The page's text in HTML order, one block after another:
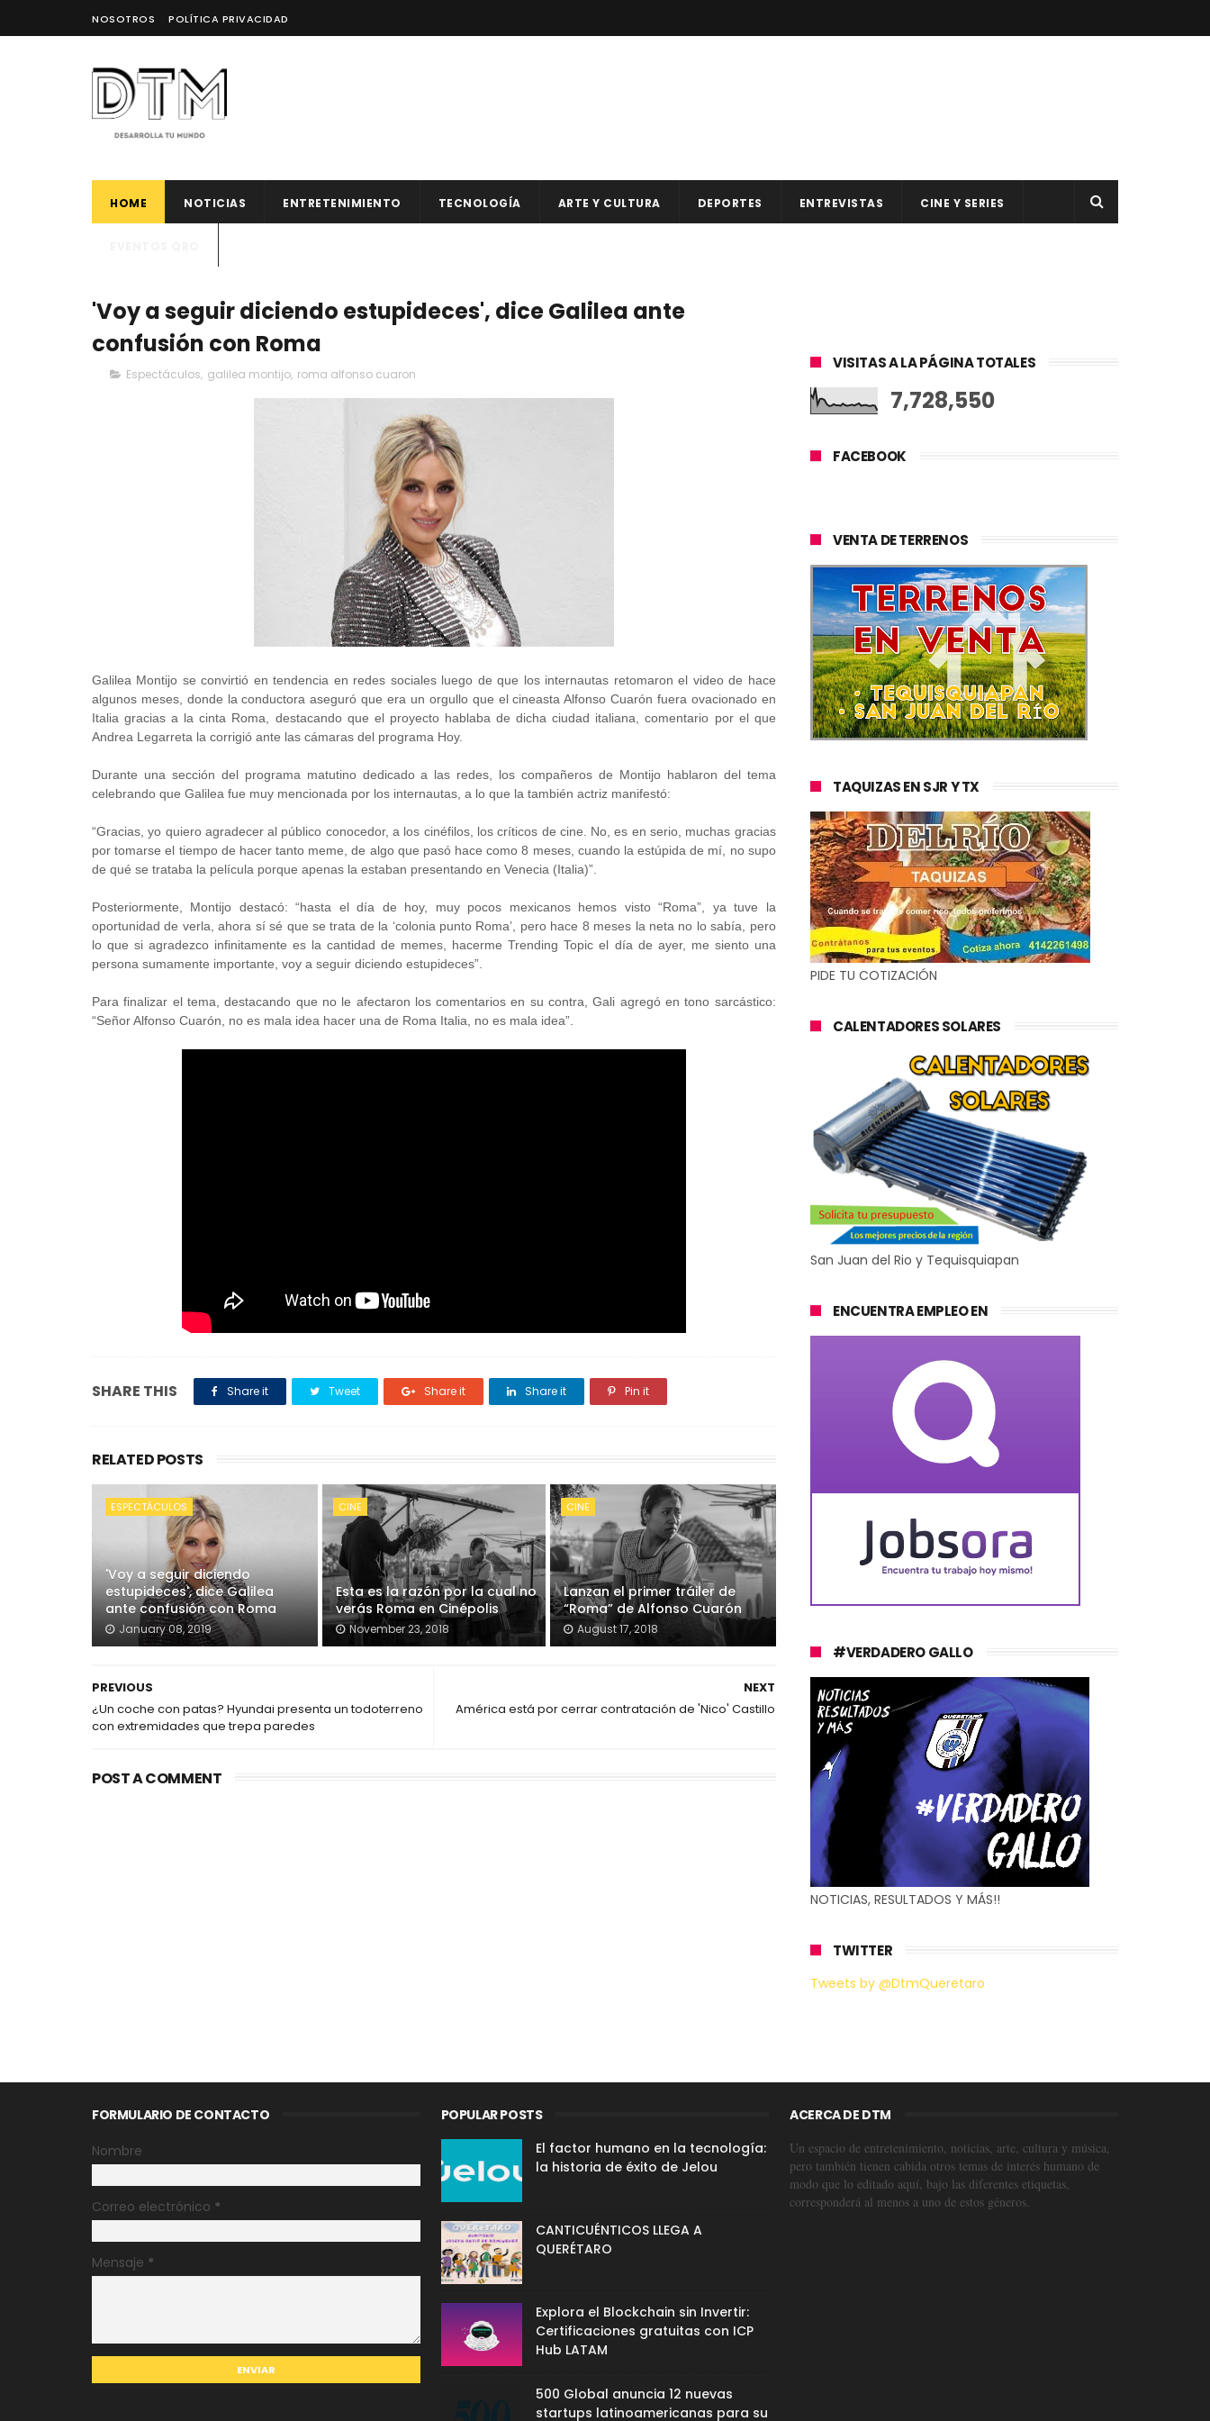
NOSOTROS POLÍTICA PRIVACIDAD
HOME NOTICIAS ENTRETENIMIENTO TECNOLOGÍA ARTE Y CULTURA DEPORTES ENTREVISTAS CINE Y SERIES
'Voy a seguir diciendo estupideces', dice Galilea ante
confusión con Roma
Espectáculos, galilea montijo, roma alfonso cuaron
Galilea Montijo se convirtió en tendencia en redes sociales luego de que los internautas retomaron el video de hace
algunos meses, donde la conductora aseguró que era un orgullo que el cineasta Alfonso Cuarón fuera ovacionado en
Italia gracias a la cinta Roma, destacando que el proyecto hablaba de dicha ciudad italiana, comentario por el que
Andrea Legarreta la corrigió ante las cámaras del programa Hoy.
Durante una sección del programa matutino dedicado a las redes, los compañeros de Montijo hablaron del tema
celebrando que Galilea fue muy mencionada por los internautas, a lo que la también actriz manifestó:
“Gracias, yo quiero agradecer al público conocedor, a los cinéfilos, los críticos de cine. No, es en serio, muchas gracias
por tomarse el tiempo de hacer tanto meme, de algo que pasó hace como 8 meses, cuando la estúpida de mí, no supo
de qué se trataba la película porque apenas la estaban presentando en Venecia (Italia)”.
Posteriormente, Montijo destacó: “hasta el día de hoy, muy pocos mexicanos hemos visto “Roma”, ya tuve la
oportunidad de verla, ahora sí sé que se trata de la ‘colonia punto Roma’, pero hace 8 meses la neta no lo sabía, pero
lo que si agradezco infinitamente es la cantidad de memes, hacerme Trending Topic el día de ayer, me siento una
persona sumamente importante, voy a seguir diciendo estupideces”.
Para finalizar el tema, destacando que no le afectaron los comentarios en su contra, Gali agregó en tono sarcástico:
“Señor Alfonso Cuarón, no es mala idea hacer una de Roma Italia, no es mala idea”.
SHARE THIS Share it Tweet Share it Share it Pin it
RELATED POSTS
ESPECTÁCULOS
'Voy a seguir diciendo
estupideces', dice Galilea
ante confusión con Roma
January 08, 2019
CINE
Esta es la razón por la cual no
verás Roma en Cinépolis
November 23, 2018
CINE
Lanzan el primer tráiler de
“Roma” de Alfonso Cuarón
August 17, 2018
NEXT
América está por cerrar contratación de 'Nico' Castillo
PREVIOUS
¿Un coche con patas? Hyundai presenta un todoterreno
con extremidades que trepa paredes
POST A COMMENT
VISITAS A LA PÁGINA TOTALES
7,728,550
FACEBOOK
VENTA DE TERRENOS
TAQUIZAS EN SJR Y TX
PIDE TU COTIZACIÓN
CALENTADORES SOLARES
San Juan del Rio y Tequisquiapan
ENCUENTRA EMPLEO EN
#VERDADERO GALLO
NOTICIAS, RESULTADOS Y MÁS!!
TWITTER
Tweets by @DtmQueretaro
FORMULARIO DE CONTACTO
Nombre
Correo electrónico *
Mensaje *
POPULAR POSTS
El factor humano en la tecnología:
la historia de éxito de Jelou
CANTICUÉNTICOS LLEGA A
QUERÉTARO
Explora el Blockchain sin Invertir:
Certificaciones gratuitas con ICP
Hub LATAM
500 Global anuncia 12 nuevas
startups latinoamericanas para su
ACERCA DE DTM
Un espacio de entretenimiento, noticias, arte, cultura y música,
pero también tienen cabida otros temas de interés humano de
modo que lo editado aquí, bajo las diferentes etiquetas,
corresponderá al menos a uno de estos géneros.